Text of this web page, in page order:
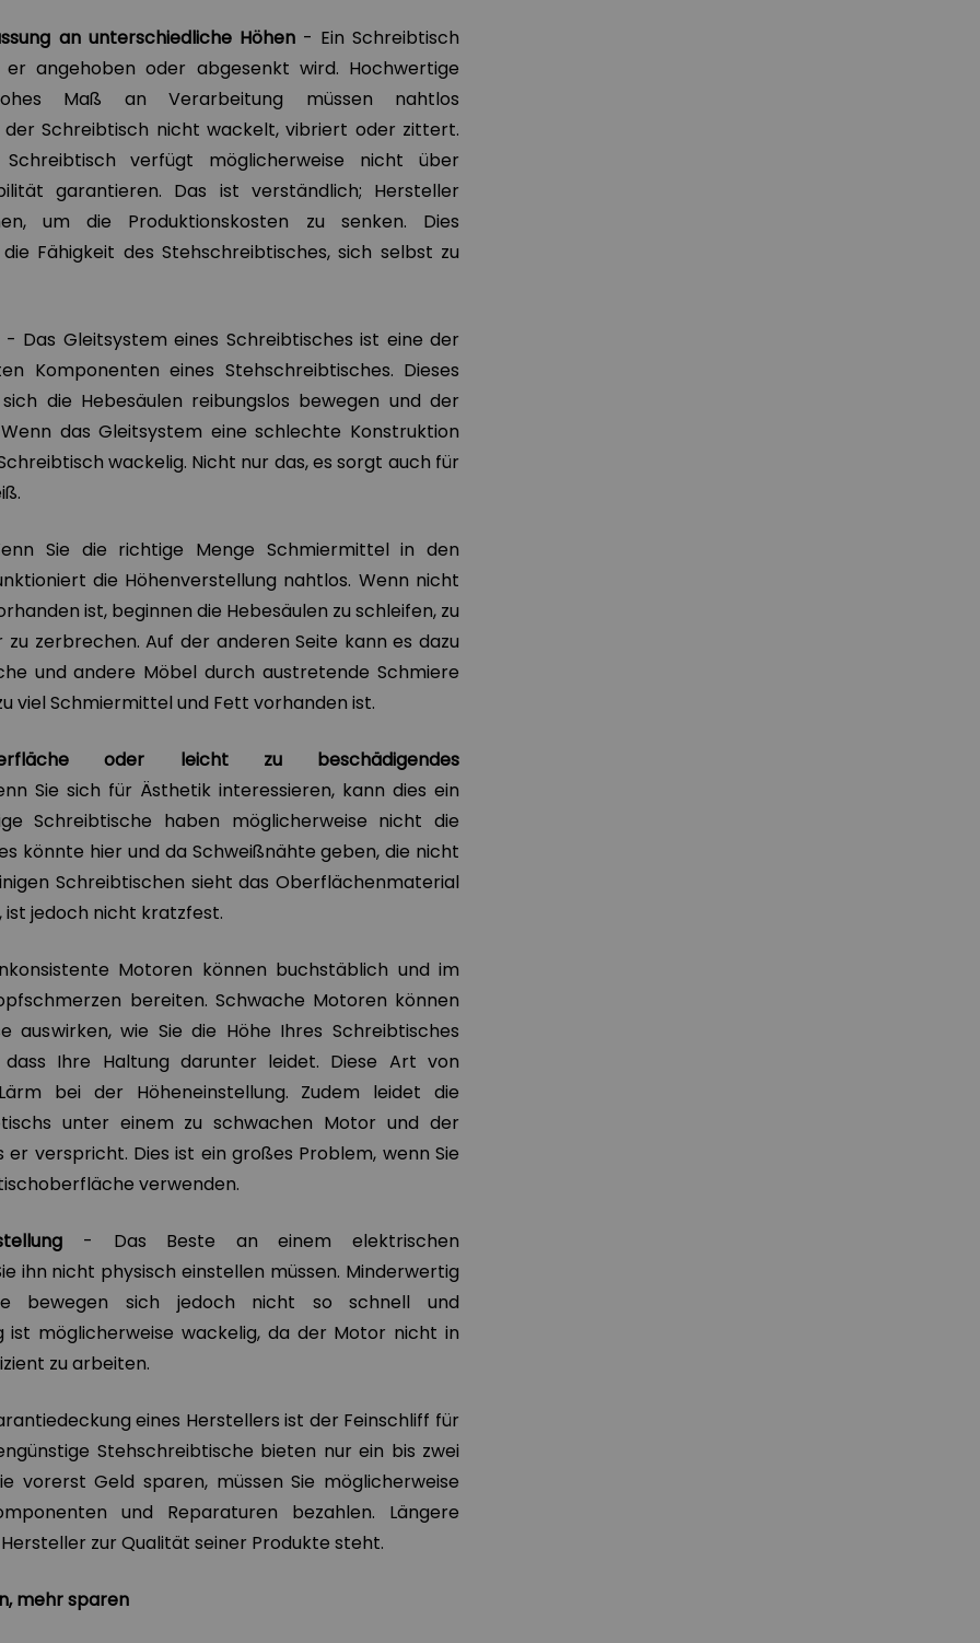
an unterschiedliche Höhen- Ein Schreibtisch
angehoben oder abgesenkt wird. Hochwertige
Maß an Verarbeitung müssen nahtlos
Schreibtisch nicht wackelt, vibriert oder zittert.
verfügt möglicherweise nicht über
garantieren. Das ist verständlich; Hersteller
um die Produktionskosten zu senken. Dies
Fähigkeit des Stehschreibtisches, sich selbst zu
- Das Gleitsystem eines Schreibtisches ist eine der
Komponenten eines Stehschreibtisches. Dieses
die Hebesäulen reibungslos bewegen und der
das Gleitsystem eine schlechte Konstruktion
wackelig. Nicht nur das, es sorgt auch für
Sie die richtige Menge Schmiermittel in den
die Höhenverstellung nahtlos. Wenn nicht
ist, beginnen die Hebesäulen zu schleifen, zu
zerbrechen. Auf der anderen Seite kann es dazu
und andere Möbel durch austretende Schmiere
viel Schmiermittel und Fett vorhanden ist.
oder leicht zu beschädigendes
Sie sich für Ästhetik interessieren, kann dies ein
Schreibtische haben möglicherweise nicht die
könnte hier und da Schweißnähte geben, die nicht
Schreibtischen sieht das Oberflächenmaterial
jedoch nicht kratzfest.
Motoren können buchstäblich und im
bereiten. Schwache Motoren können
auswirken, wie Sie die Höhe Ihres Schreibtisches
Ihre Haltung darunter leidet. Diese Art von
bei der Höheneinstellung. Zudem leidet die
unter einem zu schwachen Motor und der
verspricht. Dies ist ein großes Problem, wenn Sie
verwenden.
- Das Beste an einem elektrischen
ihn nicht physisch einstellen müssen. Minderwertig
bewegen sich jedoch nicht so schnell und
ist möglicherweise wackelig, da der Motor nicht in
zu arbeiten.
eines Herstellers ist der Feinschliff für
Stehschreibtische bieten nur ein bis zwei
vorerst Geld sparen, müssen Sie möglicherweise
und Reparaturen bezahlen. Längere
zur Qualität seiner Produkte steht.
mehr sparen